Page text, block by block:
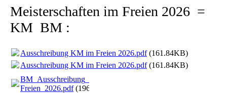
Meisterschaften im Freien 2026 =
KM BM :
Ausschreibung KM im Freien 2026.pdf(161.84KB)
Ausschreibung KM im Freien 2026.pdf(161.84KB)
BM_Ausschreibung_WA-in-
Freien_2026.pdf(196.34KB)